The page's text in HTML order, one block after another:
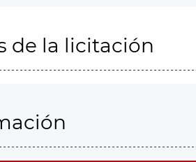
de la licitación